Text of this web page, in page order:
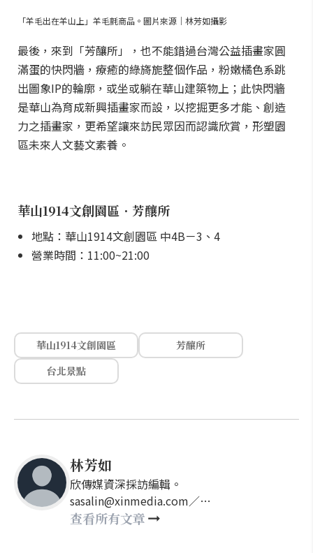
「羊毛出在羊山上」羊毛氈商品。圖片來源｜林芳如攝影
最後，來到「芳釀所」，也不能錯過台灣公益插畫家圓
滿蛋的快閃牆，療癒的綠旖旎整個作品，粉嫩橘色系跳
出圖象IP的輪廓，或坐或躺在華山建築物上；此快閃牆
是華山為育成新興插畫家而設，以挖掘更多才能、創造
力之插畫家，更希望讓來訪民眾因而認識欣賞，形塑園
區未來人文藝文素養。
華山1914文創園區．芳釀所
地點：華山1914文創園區 中4B－3、4
營業時間：11:00~21:00
華山1914文創園區
芳釀所
台北景點
林芳如
欣傳媒資深採訪編輯。
sasalin@xinmedia.com／
happy21917@gmail.com
查看所有文章